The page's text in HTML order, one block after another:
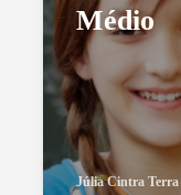
Médio
Júlia Cintra Terra